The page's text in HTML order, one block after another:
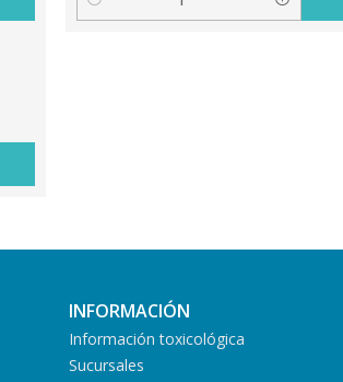
Cantidad
INFORMACIÓN
Información toxicológica
Sucursales